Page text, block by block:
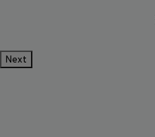
Next